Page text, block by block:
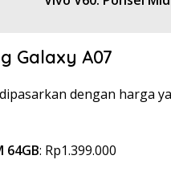
Galaxy A07
dengan harga
64GB: Rp1.399.000